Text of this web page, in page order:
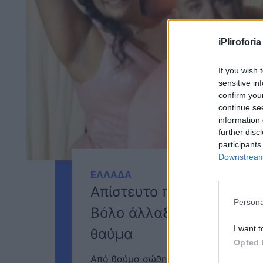
iPliroforia
If you wish
sensitive
confirm
continue
information
further
I want
Opted
ΕΛΛΑΔΑ
Απίστευτο παιχνίδι της
Βόλο άλλαξε θέσεις
θαύμα
Από θαύμα σώθηκε ένα νιόπαντρο